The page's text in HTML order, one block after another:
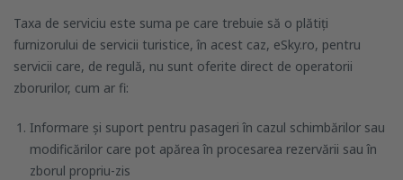
Taxa de serviciu este suma pe care trebuie să o plătiți
furnizorului de servicii turistice, în acest caz, eSky.ro, pentru
servicii care, de regulă, nu sunt oferite direct de operatorii
zborurilor, cum ar fi:
Informare și suport pentru pasageri în cazul schimbărilor sau
modificărilor care pot apărea în procesarea rezervării sau în
zborul propriu-zis